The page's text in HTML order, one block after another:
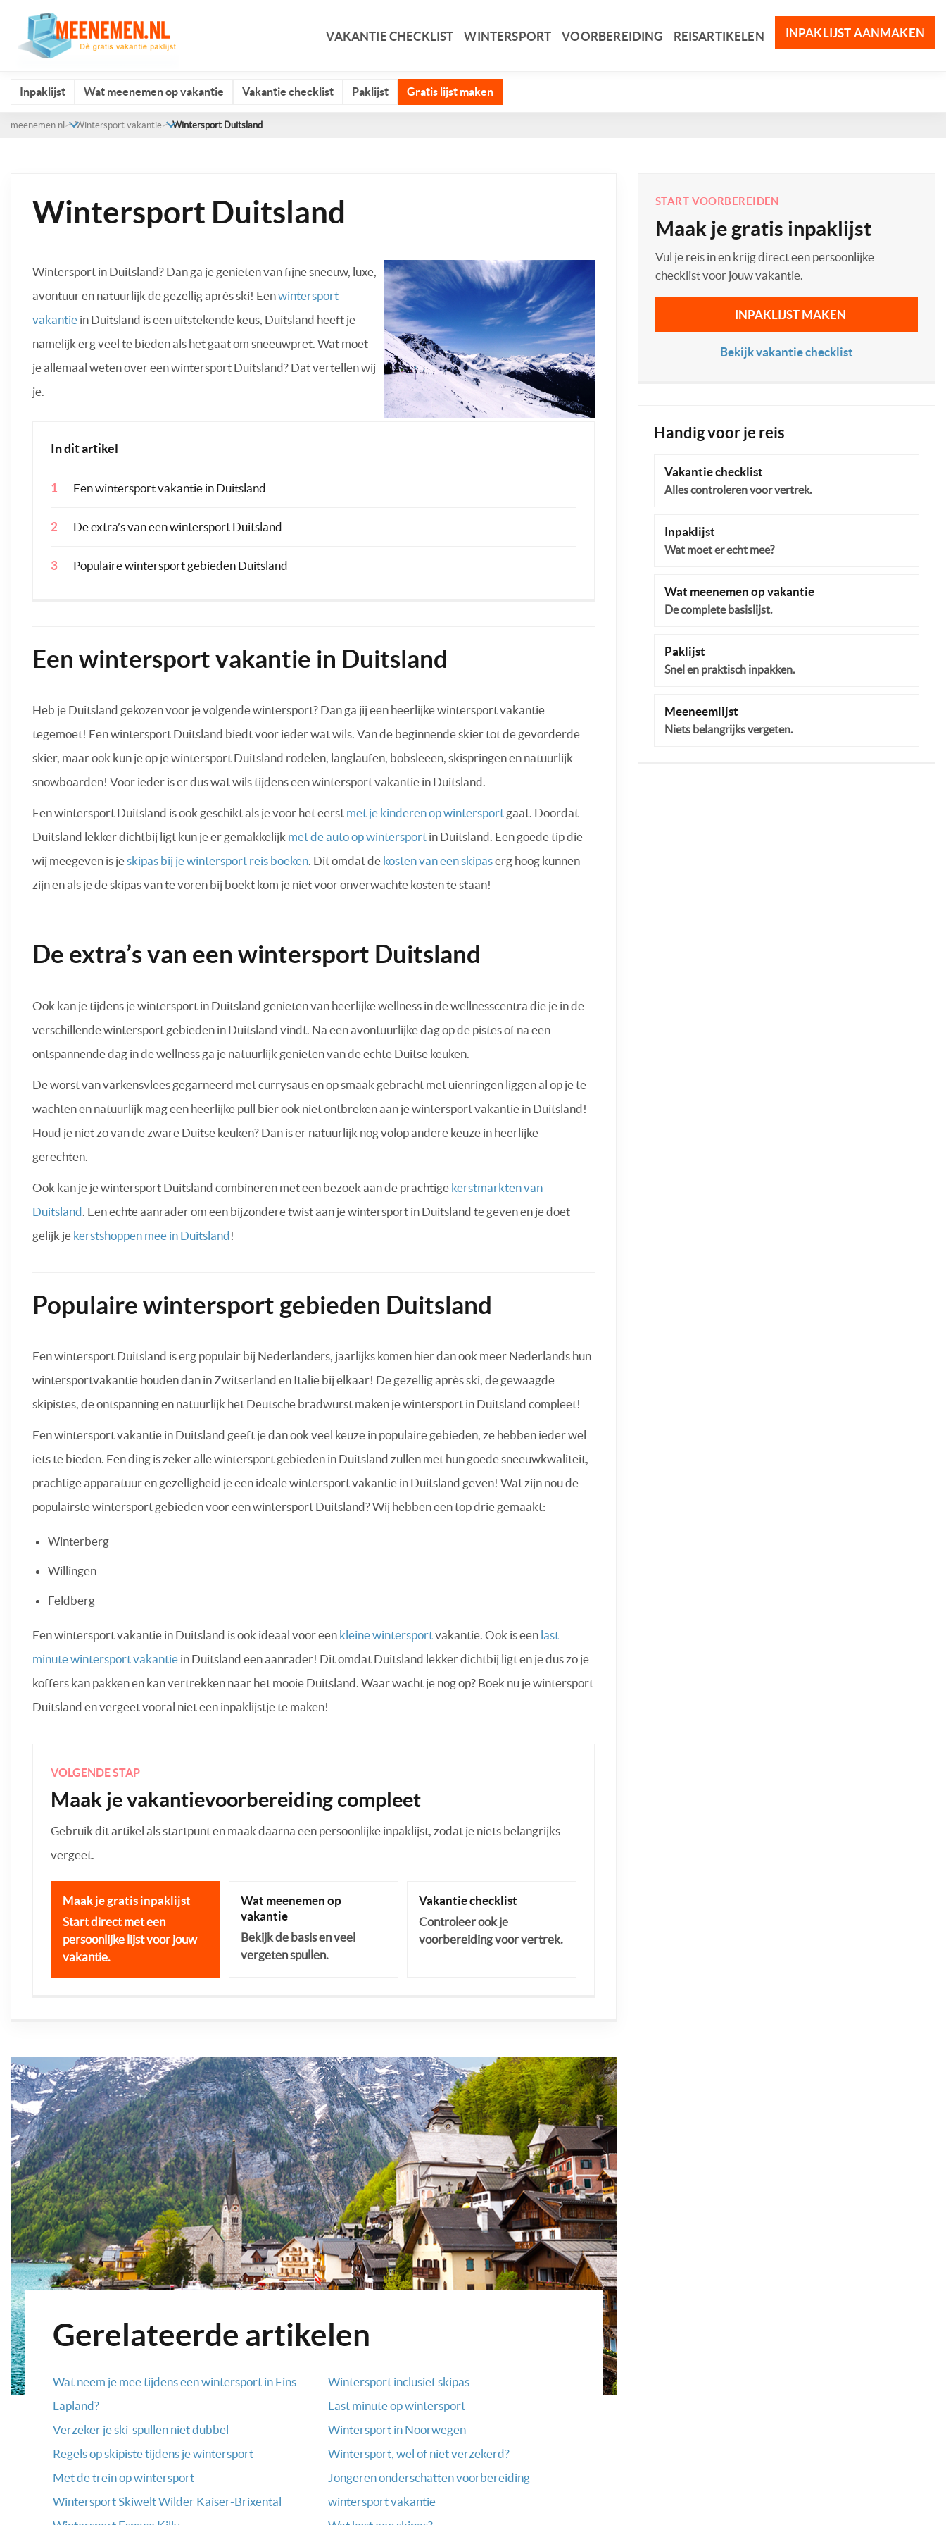
VAKANTIE CHECKLIST WINTERSPORT VOORBEREIDING REISARTIKELEN INPAKLIJST AANMAKEN
Inpaklijst Wat meenemen op vakantie Vakantie checklist Paklijst Gratis lijst maken
meenemen.nl Wintersport vakantie Wintersport Duitsland
Wintersport Duitsland
Wintersport in Duitsland? Dan ga je genieten van fijne sneeuw, luxe,
avontuur en natuurlijk de gezellig après ski! Eenwintersport
vakantie in Duitsland is een uitstekende keus, Duitsland heeft je
namelijk erg veel te bieden als het gaat om sneeuwpret. Wat moet
je allemaal weten over een wintersport Duitsland? Dat vertellen wij
je.
In dit artikel
Een wintersport vakantie in Duitsland
De extra’s van een wintersport Duitsland
Populaire wintersport gebieden Duitsland
Een wintersport vakantie in Duitsland
Heb je Duitsland gekozen voor je volgende wintersport? Dan ga jij een heerlijke wintersport vakantie
tegemoet! Een wintersport Duitsland biedt voor ieder wat wils. Van de beginnende skiër tot de gevorderde
skiër, maar ook kun je op je wintersport Duitsland rodelen, langlaufen, bobsleeën, skispringen en natuurlijk
snowboarden! Voor ieder is er dus wat wils tijdens een wintersport vakantie in Duitsland.
Een wintersport Duitsland is ook geschikt als je voor het eerst met je kinderen op wintersport gaat. Doordat
Duitsland lekker dichtbij ligt kun je er gemakkelijk met de auto op wintersport in Duitsland. Een goede tip die
wij meegeven is jeskipas bij je wintersport reis boeken. Dit omdat de kosten van een skipaserg hoog kunnen
zijn en als je de skipas van te voren bij boekt kom je niet voor onverwachte kosten te staan!
De extra’s van een wintersport Duitsland
Ook kan je tijdens je wintersport in Duitsland genieten van heerlijke wellness in de wellnesscentra die je in de
verschillende wintersport gebieden in Duitsland vindt. Na een avontuurlijke dag op de pistes of na een
ontspannende dag in de wellness ga je natuurlijk genieten van de echte Duitse keuken.
De worst van varkensvlees gegarneerd met currysaus en op smaak gebracht met uienringen liggen al op je te
wachten en natuurlijk mag een heerlijke pull bier ook niet ontbreken aan je wintersport vakantie in Duitsland!
Houd je niet zo van de zware Duitse keuken? Dan is er natuurlijk nog volop andere keuze in heerlijke
gerechten.
Ook kan je je wintersport Duitsland combineren met een bezoek aan de prachtige kerstmarkten van
Duitsland . Een echte aanrader om een bijzondere twist aan je wintersport in Duitsland te geven en je doet
gelijk je kerstshoppen mee in Duitsland!
Populaire wintersport gebieden Duitsland
Een wintersport Duitsland is erg populair bij Nederlanders, jaarlijks komen hier dan ook meer Nederlands hun
wintersportvakantie houden dan in Zwitserland en Italië bij elkaar! De gezellig après ski, de gewaagde
skipistes, de ontspanning en natuurlijk het Deutsche brädwürst maken je wintersport in Duitsland compleet!
Een wintersport vakantie in Duitsland geeft je dan ook veel keuze in populaire gebieden, ze hebben ieder wel
iets te bieden. Een ding is zeker alle wintersport gebieden in Duitsland zullen met hun goede sneeuwkwaliteit,
prachtige apparatuur en gezelligheid je een ideale wintersport vakantie in Duitsland geven! Wat zijn nou de
populairste wintersport gebieden voor een wintersport Duitsland? Wij hebben een top drie gemaakt:
Winterberg
Willingen
Feldberg
Een wintersport vakantie in Duitsland is ook ideaal voor een kleine wintersportvakantie. Ook is een last
minute wintersport vakantie in Duitsland een aanrader! Dit omdat Duitsland lekker dichtbij ligt en je dus zo je
koffers kan pakken en kan vertrekken naar het mooie Duitsland. Waar wacht je nog op? Boek nu je wintersport
Duitsland en vergeet vooral niet een inpaklijstje te maken!
VOLGENDE STAP
Maak je vakantievoorbereiding compleet
Gebruik dit artikel als startpunt en maak daarna een persoonlijke inpaklijst, zodat je niets belangrijks
vergeet.
Maak je gratis inpaklijst
Start direct met een
persoonlijke lijst voor jouw
vakantie.
Wat meenemen op
vakantie
Bekijk de basis en veel
vergeten spullen.
Vakantie checklist
Controleer ook je
voorbereiding voor vertrek.
Gerelateerde artikelen
Wat neem je mee tijdens een wintersport in Fins
Lapland?
Verzeker je ski-spullen niet dubbel
Regels op skipiste tijdens je wintersport
Met de trein op wintersport
Wintersport Skiwelt Wilder Kaiser-Brixental
Wintersport inclusief skipas
Last minute op wintersport
Wintersport in Noorwegen
Wintersport, wel of niet verzekerd?
Jongeren onderschatten voorbereiding
wintersport vakantie
START VOORBEREIDEN
Maak je gratis inpaklijst
Vul je reis in en krijg direct een persoonlijke
checklist voor jouw vakantie.
INPAKLIJST MAKEN
Bekijk vakantie checklist
Handig voor je reis
Vakantie checklist
Alles controleren voor vertrek.
Inpaklijst
Wat moet er echt mee?
Wat meenemen op vakantie
De complete basislijst.
Paklijst
Snel en praktisch inpakken.
Meeneemlijst
Niets belangrijks vergeten.